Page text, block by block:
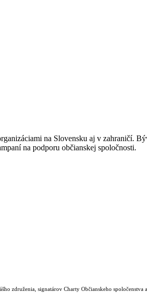
na Slovensku aj v zahraničí.
na podporu občianskej spoločnosti.
združenia, signatárov Charty Občianskeho spoločenstva